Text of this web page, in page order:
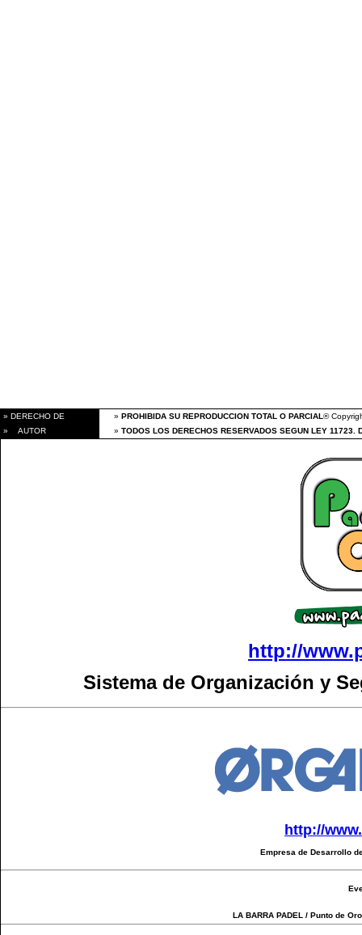
» DERECHO DE » PROHIBIDA SU REPRODUCCION TOTAL O PARCIAL®
» AUTOR
» TODOS LOS DERECHOS RESERVADOS SEGUN LEY
http://
Sistema de Organización y
http://
Empresa de Desarrollo
LA BARRA PADEL / Punto de